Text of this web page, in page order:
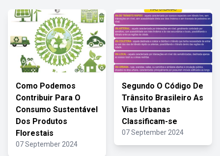
Como Podemos
Contribuir Para O
Consumo Sustentável
Dos Produtos
Florestais
07 September 2024
Segundo O Código De
Trânsito Brasileiro As
Vias Urbanas
Classificam-se
07 September 2024